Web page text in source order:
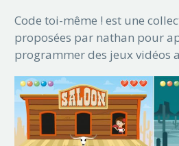
Code toi-même ! est une
proposées par nathan pour
programmer des jeux vidéos